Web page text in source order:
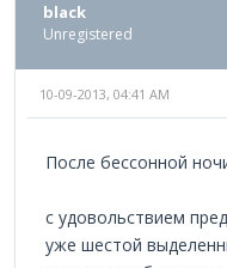
black
Unregistered
10-09-2013, 04:41 AM
После бессонной
с удовольствием
уже шестой